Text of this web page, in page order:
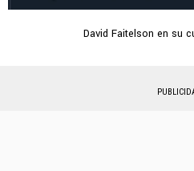
David Faitelson en su